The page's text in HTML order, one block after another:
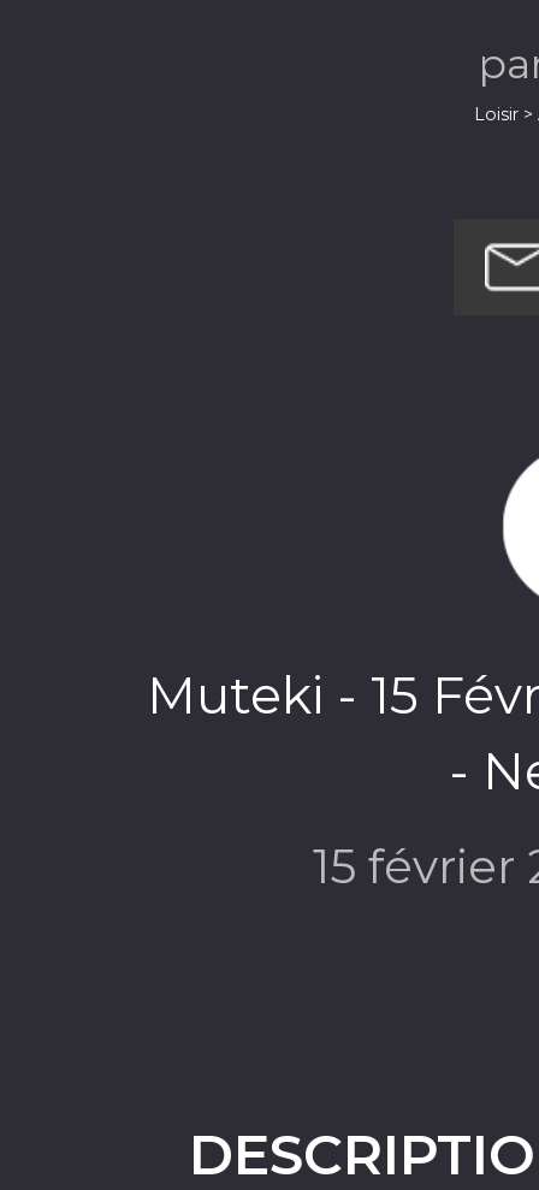
Loisir
Muteki - 15
-
15 février